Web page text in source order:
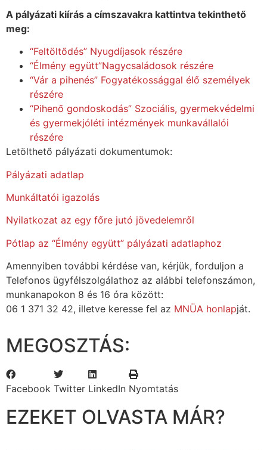
A pályázati kiírás a címszavakra kattintva tekinthető
meg:
“Feltöltődés” Nyugdíjasok részére
“Élmény együtt”Nagycsaládosok részére
“Vár a pihenés” Fogyatékossággal élő személyek
részére
“Pihenő gondoskodás” Szociális, gyermekvédelmi
és gyermekjóléti intézmények munkavállalói
részére
Letölthető pályázati dokumentumok:
Pályázati adatlap
Munkáltatói igazolás
Nyilatkozat az egy főre jutó jövedelemről
Pótlap az “Élmény együtt” pályázati adatlaphoz
Amennyiben további kérdése van, kérjük, forduljon a
Telefonos ügyfélszolgálathoz az alábbi telefonszámon,
munkanapokon 8 és 16 óra között:
06 1 371 32 42, illetve keresse fel az MNÜA honlapját.
MEGOSZTÁS:
Facebook Twitter LinkedIn Nyomtatás
EZEKET OLVASTA MÁR?